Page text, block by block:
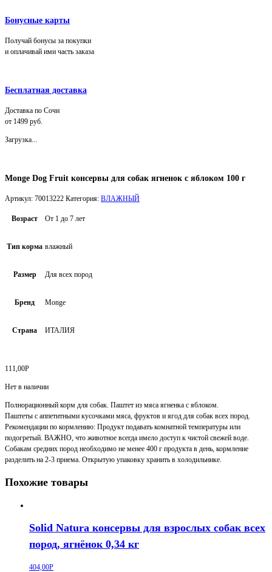
Бонусные карты
Получай бонусы за покупки
и оплачивай ими часть заказа
Бесплатная доставка
Доставка по Сочи
от 1499 руб.
Загрузка...
Monge Dog Fruit консервы для собак ягненок с яблоком 100 г
Артикул: 70013222 Категория: ВЛАЖНЫЙ
Возраст От 1 до 7 лет
Тип корма влажный
Размер Для всех пород
Бренд Monge
Страна ИТАЛИЯ
111,00Р
Нет в наличии
Полнорационный корм для собак. Паштет из мяса ягненка с яблоком.
Паштеты с аппетитными кусочками мяса, фруктов и ягод для собак всех пород.
Рекомендации по кормлению: Продукт подавать комнатной температуры или
подогретый. ВАЖНО, что животное всегда имело доступ к чистой свежей воде.
Собакам средних пород необходимо не менее 400 г продукта в день, кормление
разделить на 2-3 приема. Открытую упаковку хранить в холодильнике.
Похожие товары
Solid Natura консервы для взрослых собак всех
пород, ягнёнок 0,34 кг
404,00Р